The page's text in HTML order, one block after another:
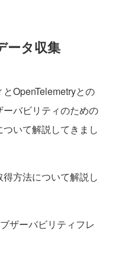
ータ収集
OpenTelemetryとの
バビリティのための
いて解説してきまし
方法について解説し
ザーバビリティフレ